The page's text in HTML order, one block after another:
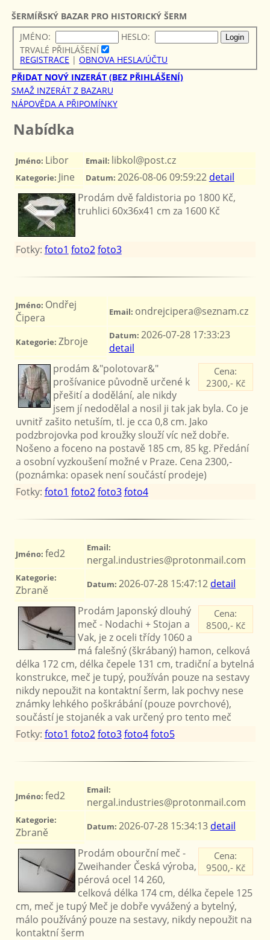
ŠERMÍŘSKÝ BAZAR PRO HISTORICKÝ ŠERM
JMÉNO:
HESLO:
TRVALÉ PŘIHLÁŠENÍ
REGISTRACE |OBNOVA HESLA/ÚČTU
PŘIDAT NOVÝ INZERÁT (BEZ PŘIHLÁŠENÍ)
SMAŽ INZERÁT Z BAZARU
NÁPOVĚDA A PŘIPOMÍNKY
Nabídka
Jméno: Libor Email: libkol@post.cz
Kategorie: Jine Datum: 2026-08-06 09:59:22 detail
Prodám dvě faldistoria po 1800 Kč,
truhlici 60x36x41 cm za 1600 Kč
Fotky: foto1 foto2foto3
Jméno: Ondřej
Čipera
Email: ondrejcipera@seznam.cz
Kategorie: Zbroje Datum: 2026-07-28 17:33:23
detail
Cena:
2300,- Kč
prodám &"polotovar&"
prošívanice původně určené k
přešití a dodělání, ale nikdy
jsem jí nedodělal a nosil ji tak jak byla. Co je
uvnitř zašito netuším, tl. je cca 0,8 cm. Jako
podzbrojovka pod kroužky slouží víc než dobře.
Nošeno a foceno na postavě 185 cm, 85 kg. Předání
a osobní vyzkoušení možné v Praze. Cena 2300,-
(poznámka: opasek není součástí prodeje)
Fotky: foto1 foto2foto3foto4
Jméno: fed2 Email:
nergal.industries@protonmail.com
Kategorie:
Zbraně Datum: 2026-07-28 15:47:12 detail
Cena:
8500,- Kč
Prodám Japonský dlouhý
meč - Nodachi + Stojan a
Vak, je z oceli třídy 1060 a
má falešný (škrábaný) hamon, celková
délka 172 cm, délka čepele 131 cm, tradiční a bytelná
konstrukce, meč je tupý, používán pouze na sestavy
nikdy nepoužit na kontaktní šerm, lak pochvy nese
známky lehkého poškrábání (pouze povrchové),
součástí je stojanék a vak určený pro tento meč
Fotky: foto1 foto2foto3foto4foto5
Jméno: fed2 Email:
nergal.industries@protonmail.com
Kategorie:
Zbraně Datum: 2026-07-28 15:34:13 detail
Cena:
9500,- Kč
Prodám obourční meč -
Zweihander Česká výroba,
pérová ocel 14 260,
celková délka 174 cm, délka čepele 125
cm, meč je tupý Meč je dobře vyvážený a bytelný,
málo používáný pouze na sestavy, nikdy nepoužit na
kontaktní šerm